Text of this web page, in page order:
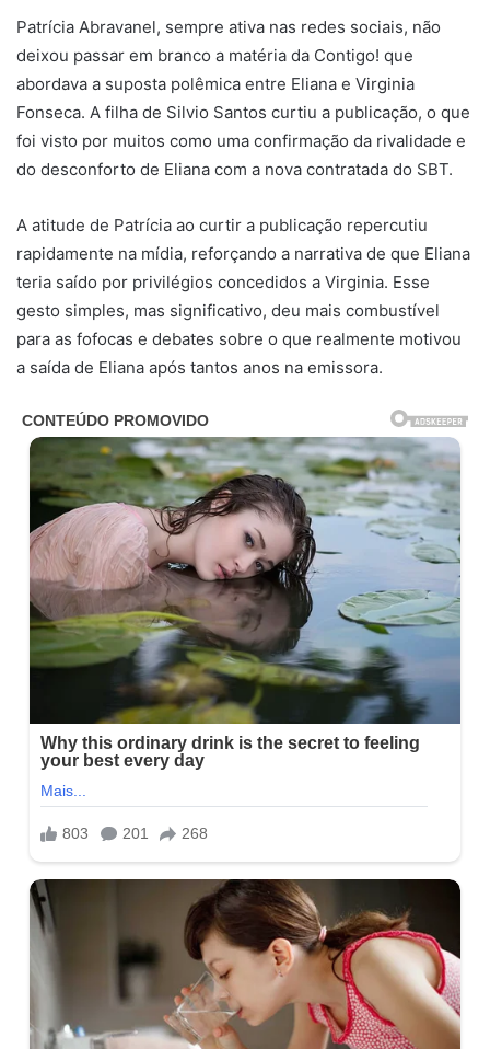
Patrícia Abravanel, sempre ativa nas redes sociais, não
deixou passar em branco a matéria da Contigo! que
abordava a suposta polêmica entre Eliana e Virginia
Fonseca. A filha de Silvio Santos curtiu a publicação, o que
foi visto por muitos como uma confirmação da rivalidade e
do desconforto de Eliana com a nova contratada do SBT.
A atitude de Patrícia ao curtir a publicação repercutiu
rapidamente na mídia, reforçando a narrativa de que Eliana
teria saído por privilégios concedidos a Virginia. Esse
gesto simples, mas significativo, deu mais combustível
para as fofocas e debates sobre o que realmente motivou
a saída de Eliana após tantos anos na emissora.